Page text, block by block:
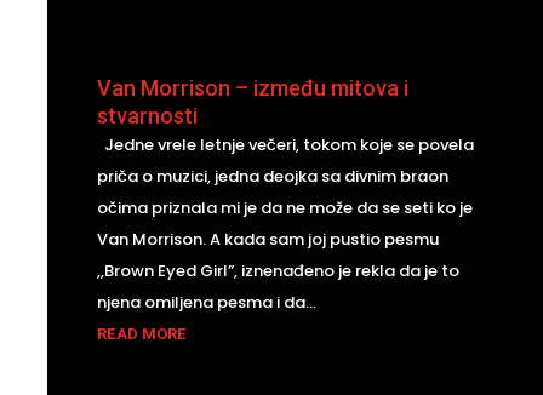
Van Morrison – između mitova i
stvarnosti
Jedne vrele letnje večeri, tokom koje se povela
priča o muzici, jedna deojka sa divnim braon
očima priznala mi je da ne može da se seti ko je
Van Morrison. A kada sam joj pustio pesmu
,,Brown Eyed Girl”, iznenađeno je rekla da je to
njena omiljena pesma i da...
READ MORE